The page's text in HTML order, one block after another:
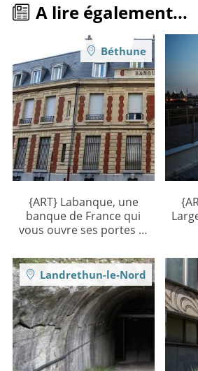
A lire également...
{ART} Labanque, une
banque de France qui
vous ouvre ses portes …
Béthune
Landrethun-le-Nord